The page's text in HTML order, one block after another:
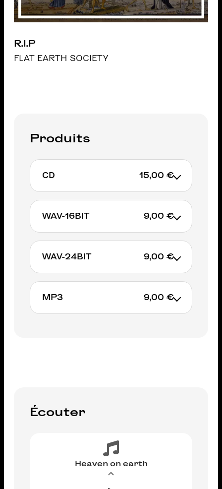
R.I.P
FLAT EARTH SOCIETY
Produits
CD 15,00 €
AJOUTER AU PANIER
WAV-16BIT 9,00 €
AJOUTER AU PANIER
WAV-24BIT 9,00 €
AJOUTER AU PANIER
MP3 9,00 €
Écouter
Heaven on earth